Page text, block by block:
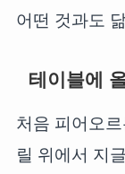
어떤 것과도
테이블에
처음 피어오
릴 위에서 지